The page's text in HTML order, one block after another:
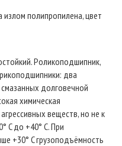
излом полипропилена, цвет
Роликоподшипник,
два
долговечной
химическая
веществ, но не к
C до +40° C. При
+30° C грузоподъёмность